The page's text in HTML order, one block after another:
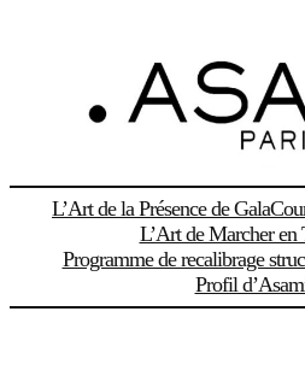
L’Art de la Présence de Gala
L’Art de Marcher en
Programme de recalibrage
Profil